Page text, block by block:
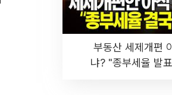
부동산 세제개편
냐? "종부세율 발